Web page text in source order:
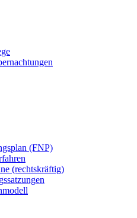
(FNP)
(rechtskräftig)